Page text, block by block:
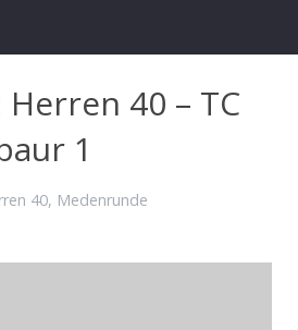
Herren 40 – TC
1
40, Medenrunde